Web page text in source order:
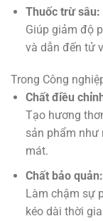
Thuốc trừ sâu:
Giúp giảm độ
và dẫn đến tử
Trong Công
Chất điều
Tạo hương
sản phẩm như
mát.
Chất bảo quản:
Làm chậm sự
kéo dài thời